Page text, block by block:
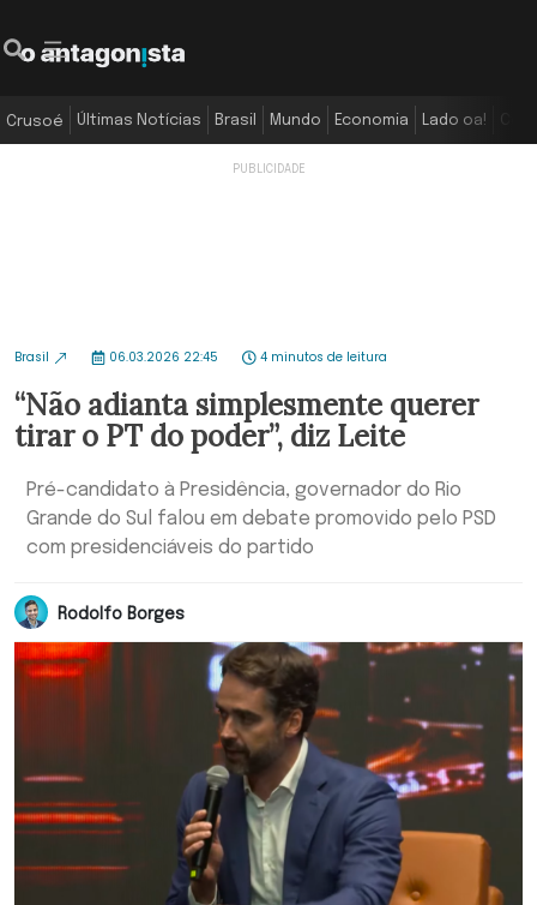
Crusoé Últimas Notícias Brasil Mundo Economia Lado oa!
Brasil 06.03.2026 22:45 4 minutos de leitura
“Não adianta simplesmente querer
tirar o PT do poder”, diz Leite
Pré-candidato à Presidência, governador do Rio
Grande do Sul falou em debate promovido pelo PSD
com presidenciáveis do partido
Rodolfo Borges